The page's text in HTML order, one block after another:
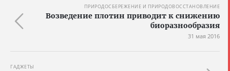
ПРИРОДОСБЕРЕЖЕНИЕ И ПРИРОДОВОССТАНОВЛЕНИЕ
Возведение плотин приводит к снижению
биоразнообразия
31 мая 2016
ГАДЖЕТЫ